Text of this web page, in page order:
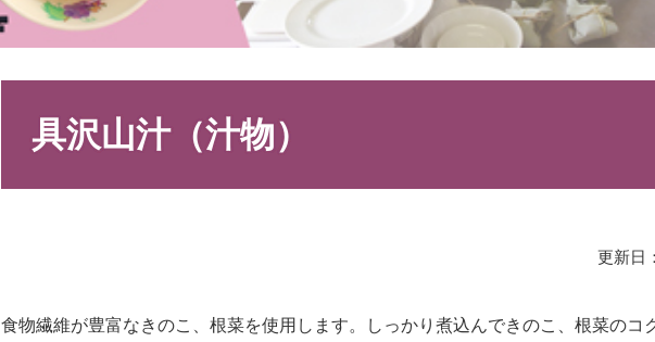
具沢山汁（汁物）
更新日
食物繊維が豊富なきのこ、根菜を使用します。しっかり煮込んできのこ、根菜のコ